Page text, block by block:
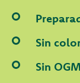
Sin
Sin